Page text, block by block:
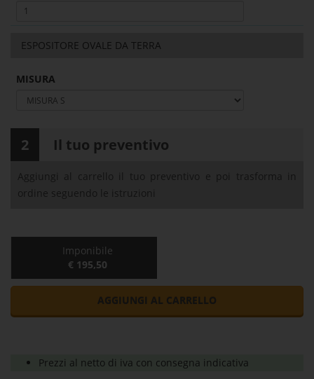
ESPOSITORE OVALE DA TERRA
MISURA
2 Il tuo preventivo
Aggiungi al carrello il tuo preventivo e poi trasforma in
ordine seguendo le istruzioni
Imponibile
€ 195,50
AGGIUNGI AL CARRELLO
Prezzi al netto di iva con consegna indicativa